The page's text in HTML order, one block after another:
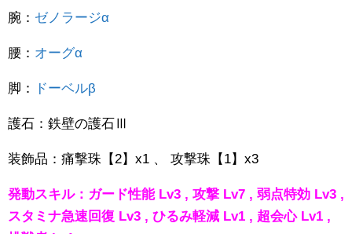
腕： ゼノラージα
腰： オーグα
脚： ドーベルβ
護石：鉄壁の護石Ⅲ
装飾品：痛撃珠【2】x1 、 攻撃珠【1】x3
発動スキル：ガード性能 Lv3 , 攻撃 Lv7 , 弱点特効 Lv3 ,
スタミナ急速回復 Lv3 , ひるみ軽減 Lv1 , 超会心 Lv1 ,